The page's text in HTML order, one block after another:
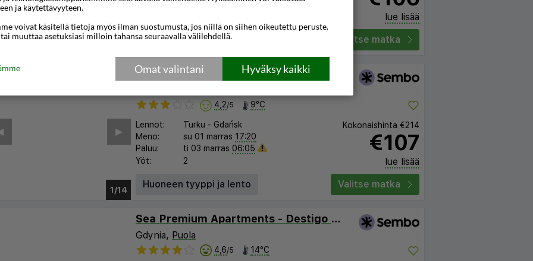
Paluu:
ti 03 marras 06:05
lue lisää
Huoneen tyyppi ja lento
Valitse matka
1/10
▶︎
Moon Apartments Gdańsk
4,2/5 9°C
Lennot: Turku - Gdańsk
Meno:
su 01 marras 17:20
Paluu:
ti 03 marras 06:05
Yöt:
2
Kokonaishinta €214
€107
lue lisää
Huoneen tyyppi ja lento
Valitse matka
Sea Premium Apartments - Destigo Hotels
Gdynia, Puola
4,6/5 14°C
ja käytettävyyteen.
voivat käsitellä tietoja myös ilman suostumusta, jos niillä on siihen oikeutettu peruste.
muuttaa asetuksiasi milloin tahansa seuraavalla välilehdellä.
Hyväksy kaikki
Omat valintani